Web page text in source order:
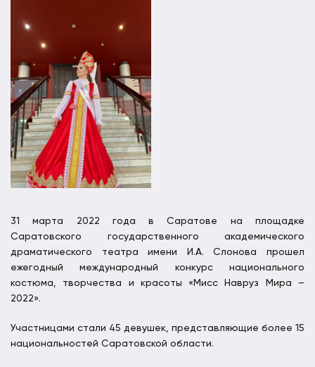
31 марта 2022 года в Саратове на площадке
Саратовского государственного академического
драматического театра имени И.А. Слонова прошел
ежегодный международный конкурс национального
костюма, творчества и красоты «Мисс Навруз Мира –
2022».
Участницами стали 45 девушек, представляющие более 15
национальностей Саратовской области.